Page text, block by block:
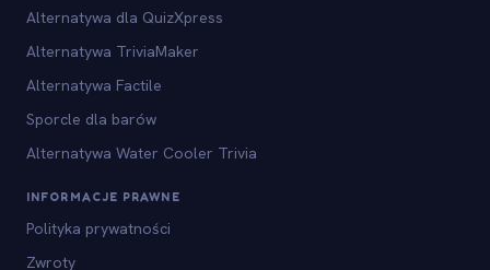
Alternatywa dla QuizXpress
Alternatywa TriviaMaker
Alternatywa Factile
Sporcle dla barów
Alternatywa Water Cooler Trivia
INFORMACJE PRAWNE
Polityka prywatności
Zwroty